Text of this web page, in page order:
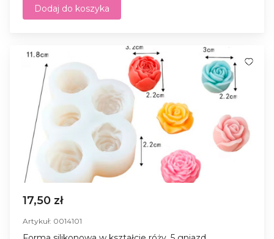
Dodaj do koszyka
17,50 zł
Artykuł: 0014101